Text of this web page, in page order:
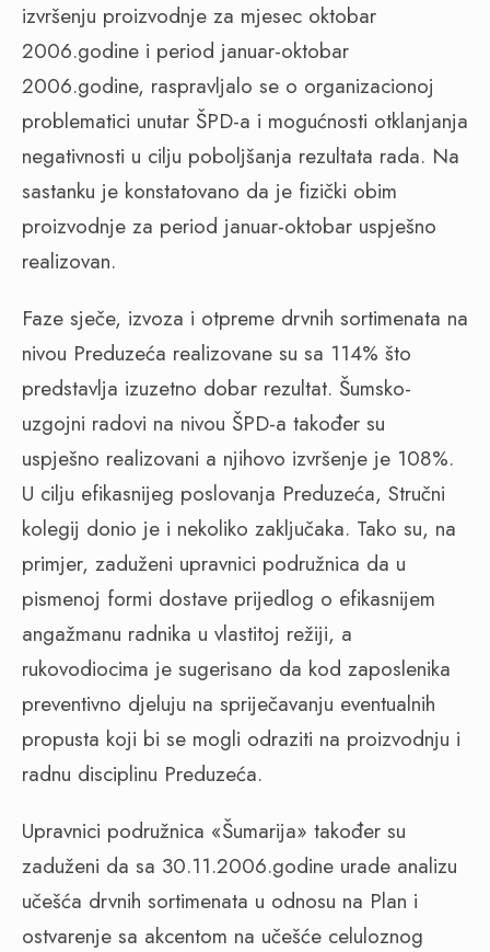
izvršenju proizvodnje za mjesec oktobar
2006.godine i period januar-oktobar
2006.godine, raspravljalo se o organizacionoj
problematici unutar ŠPD-a i mogućnosti otklanjanja
negativnosti u cilju poboljšanja rezultata rada. Na
sastanku je konstatovano da je fizički obim
proizvodnje za period januar-oktobar uspješno
realizovan.
Faze sječe, izvoza i otpreme drvnih sortimenata na
nivou Preduzeća realizovane su sa 114% što
predstavlja izuzetno dobar rezultat. Šumsko-
uzgojni radovi na nivou ŠPD-a također su
uspješno realizovani a njihovo izvršenje je 108%.
U cilju efikasnijeg poslovanja Preduzeća, Stručni
kolegij donio je i nekoliko zaključaka. Tako su, na
primjer, zaduženi upravnici podružnica da u
pismenoj formi dostave prijedlog o efikasnijem
angažmanu radnika u vlastitoj režiji, a
rukovodiocima je sugerisano da kod zaposlenika
preventivno djeluju na spriječavanju eventualnih
propusta koji bi se mogli odraziti na proizvodnju i
radnu disciplinu Preduzeća.
Upravnici podružnica «Šumarija» također su
zaduženi da sa 30.11.2006.godine urade analizu
učešća drvnih sortimenata u odnosu na Plan i
ostvarenje sa akcentom na učešće celuloznog